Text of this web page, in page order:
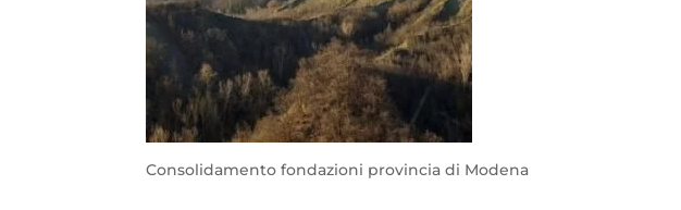
Consolidamento fondazioni provincia di Modena